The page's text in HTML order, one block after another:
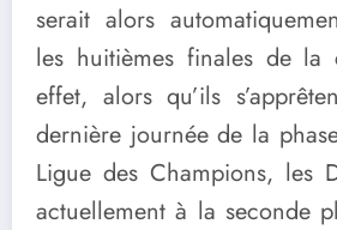
serait alors
les huitièmes finales de la
effet, alors qu’ils
dernière journée de la
Ligue des Champions, les
actuellement à la seconde